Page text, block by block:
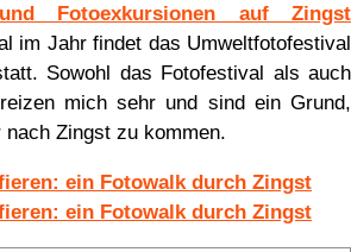
Fotoexkursionen auf Zingst
im Jahr findet das Umweltfotofestival
Sowohl das Fotofestival als auch
mich sehr und sind ein Grund,
Zingst zu kommen.